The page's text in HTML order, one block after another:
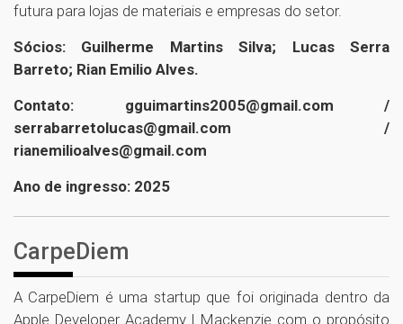
futura para lojas de materiais e empresas do setor.
Sócios: Guilherme Martins Silva; Lucas Serra
Barreto; Rian Emilio Alves.
Contato: gguimartins2005@gmail.com /
serrabarretolucas@gmail.com /
rianemilioalves@gmail.com
Ano de ingresso: 2025
CarpeDiem
A CarpeDiem é uma startup que foi originada dentro da
Apple Developer Academy | Mackenzie com o propósito